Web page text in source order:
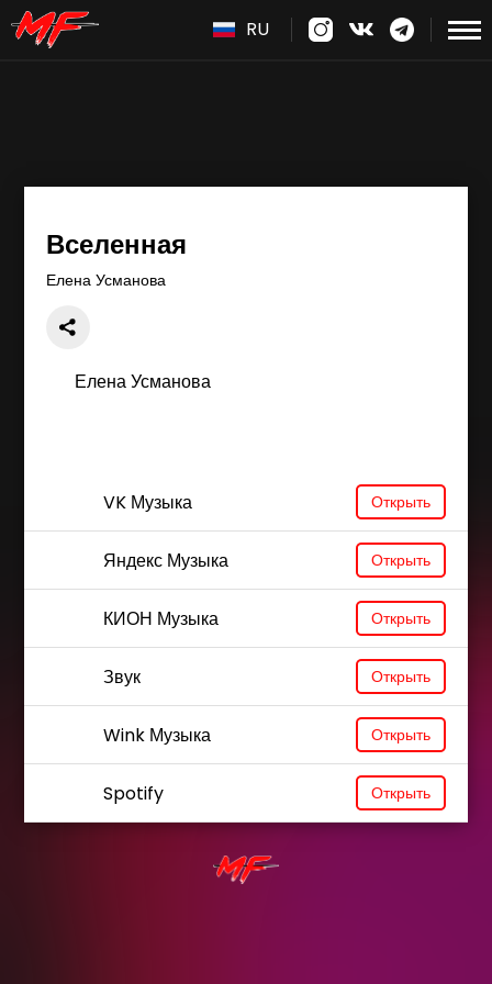
RU
Вселенная
Елена Усманова
Елена Усманова
VK Музыка Открыть
Яндекс Музыка Открыть
КИОН Музыка Открыть
Звук Открыть
Wink Музыка Открыть
Spotify Открыть